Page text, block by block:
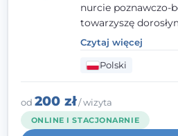
nurcie poznawczo-
towarzyszę
indywidualnej oraz
życia. Zależy mi, by
czym do mnie
sposób pracy do
schematów i bez
Czytaj więcej
Polski
od 200 zł/ wizyta
ONLINE I STACJONARNIE